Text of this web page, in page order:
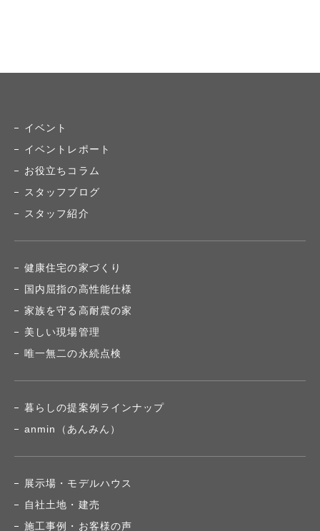
イベント
イベントレポート
お役立ちコラム
スタッフブログ
スタッフ紹介
健康住宅の家づくり
国内屈指の高性能仕様
家族を守る高耐震の家
美しい現場管理
唯一無二の永続点検
暮らしの提案例ラインナップ
anmin（あんみん）
展示場・モデルハウス
自社土地・建売
施工事例・お客様の声